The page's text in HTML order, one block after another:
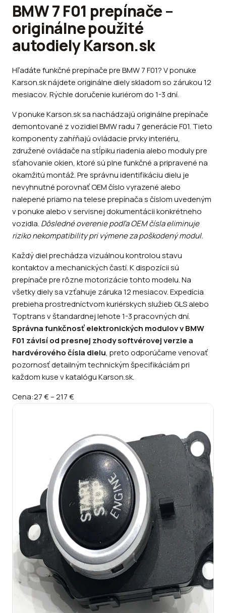
BMW 7 F01 prepínače –
originálne použité
autodiely Karson.sk
Hľadáte funkčné prepínače pre BMW 7 F01? V ponuke
Karson.sk nájdete originálne diely skladom so zárukou 12
mesiacov. Rýchle doručenie kuriérom do 1-3 dní.
V ponuke Karson.sk sa nachádzajú originálne prepínače
demontované z vozidiel BMW radu 7 generácie F01. Tieto
komponenty zahŕňajú ovládacie prvky interiéru,
združené ovládače na stĺpiku riadenia alebo moduly pre
sťahovanie okien, ktoré sú plne funkčné a pripravené na
okamžitú montáž. Pre správnu identifikáciu dielu je
nevyhnutné porovnať OEM číslo vyrazené alebo
nalepené priamo na telese prepínača s číslom uvedeným
v ponuke alebo v servisnej dokumentácii konkrétneho
vozidla. Dôsledné overenie podľa OEM čísla eliminuje
riziko nekompatibility pri výmene za poškodený modul.
Každý diel prechádza vizuálnou kontrolou stavu
kontaktov a mechanických častí. K dispozícii sú
prepínače pre rôzne motorizácie tohto modelu. Na
všetky diely sa vzťahuje záruka 12 mesiacov. Expedícia
prebieha prostredníctvom kuriérskych služieb GLS alebo
Toptrans v štandardnej lehote 1-3 pracovných dní.
Správna funkčnosť elektronických modulov v BMW
F01 závisí od presnej zhody softvérovej verzie a
hardvérového čísla dielu, preto odporúčame venovať
pozornosť detailným technickým špecifikáciám pri
každom kuse v katalógu Karson.sk.
Cena:27 €–217 €